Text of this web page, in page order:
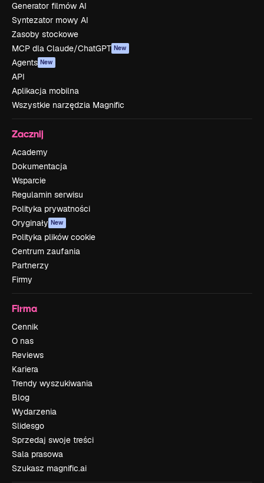
Generator filmów AI
Syntezator mowy AI
Zasoby stockowe
MCP dla Claude/ChatGPT New
Agents New
API
Aplikacja mobilna
Wszystkie narzędzia Magnific
Zacznij
Academy
Dokumentacja
Wsparcie
Regulamin serwisu
Polityka prywatności
Oryginały New
Polityka plików cookie
Centrum zaufania
Partnerzy
Firmy
Firma
Cennik
O nas
Reviews
Kariera
Trendy wyszukiwania
Blog
Wydarzenia
Slidesgo
Sprzedaj swoje treści
Sala prasowa
Szukasz magnific.ai